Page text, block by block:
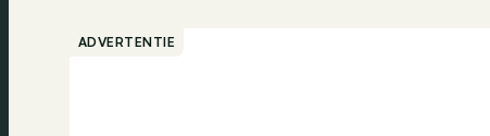
ADVERTENTIE